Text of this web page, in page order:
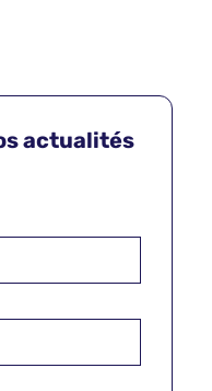
actualités